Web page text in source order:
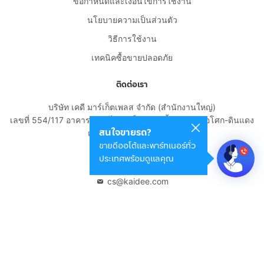
สนใจขายรถ?
ขายดีออโต้และพาร์ทเนอร์ทั่ว
ประเทศพร้อมดูแลคุณ
นโยบายความเป็นส่วนตัว
วิธีการใช้งาน
เทคนิคซื้อขายปลอดภัย
ติดต่อเรา
บริษัท เคดี มาร์เก็ตเพลส จำกัด (สำนักงานใหญ่)
เลขที่ 554/117 อาคารสกายไนน์ เซ็นเตอร์ ชั้น 22 ถนนอโศก-ดินแดง
แขวงดินแดง เขตดินแดง
กรุงเทพมหานคร 10400
cs@kaidee.com